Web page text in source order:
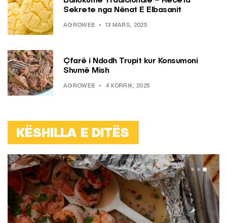
Sekrete nga Nënat E Elbasanit
AGROWEB 13 MARS, 2025
Çfarë i Ndodh Trupit kur Konsumoni
Shumë Mish
AGROWEB 4 KORRIK, 2025
KËSHILLA E DITËS